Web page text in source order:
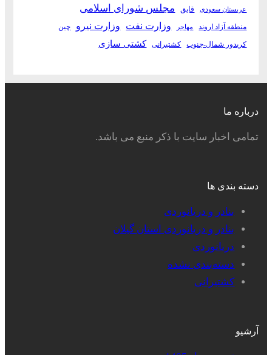
عربستان سعودی قایق مجلس شورای اسلامی
منطقه آزاد اروند مهاجر وزارت نفت وزارت نیرو چین
کریدور شمال-جنوب کشتیرانی کشتی سازی
درباره ما
تمامی اخبار سایت با ذکر منبع می باشد.
دسته بندی ها
بنادر و دریانوردی
بنادر و دریانوردی استان گیلان
دریانوردی
دسته‌بندی نشده
کشتیرانی
آرشیو